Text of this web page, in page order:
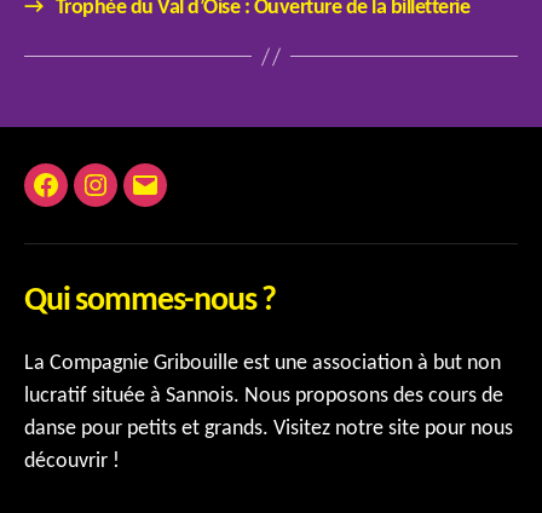
→ Trophée du Val d’Oise : Ouverture de la billetterie
FacebookInstagram
E-
Qui sommes-nous ?
La Compagnie Gribouille est une association à but non
lucratif située à Sannois. Nous proposons des cours de
danse pour petits et grands. Visitez notre site pour nous
découvrir !